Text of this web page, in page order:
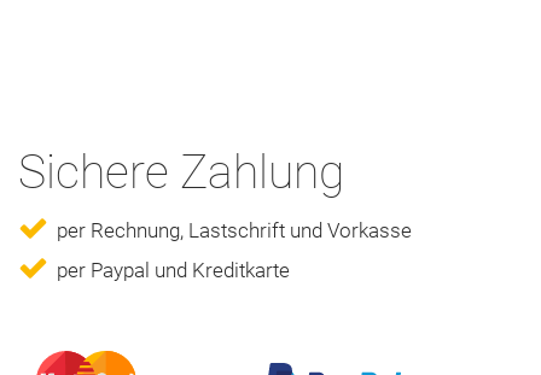
Sichere Zahlung
per Rechnung, Lastschrift und Vorkasse
per Paypal und Kreditkarte